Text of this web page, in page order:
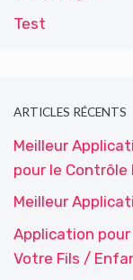
Test
ARTICLES RÉCENTS
Meilleur
pour le Contrôle
Meilleur
Application pour
Votre Fils /